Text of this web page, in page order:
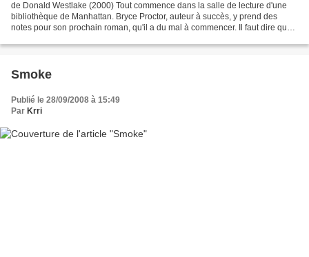
de Donald Westlake (2000) Tout commence dans la salle de lecture d'une
bibliothèque de Manhattan. Bryce Proctor, auteur à succès, y prend des
notes pour son prochain roman, qu'il a du mal à commencer. Il faut dire que
Smoke
Publié le 28/09/2008 à 15:49
Par Krri